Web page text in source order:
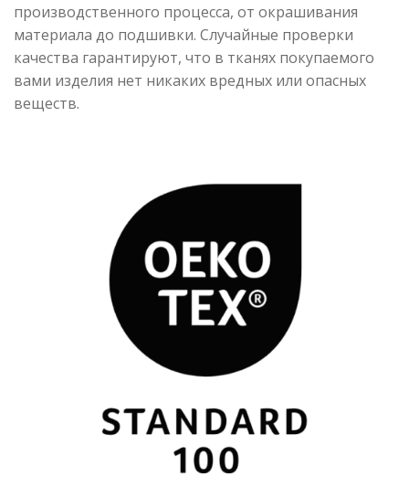
производственного процесса, от окрашивания
материала до подшивки. Случайные проверки
качества гарантируют, что в тканях покупаемого
вами изделия нет никаких вредных или опасных
веществ.